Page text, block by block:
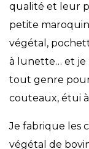
qualité et leur
petite
végétal,
à lunette… et je
tout genre pour
couteaux, étui
Je fabrique les
végétal de